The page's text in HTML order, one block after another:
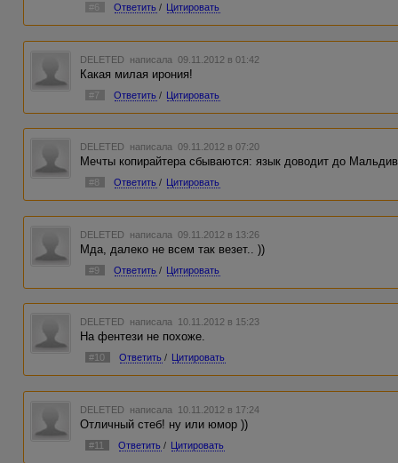
#6 Ответить / Цитировать
DELETED написала 09.11.2012 в 01:42
Какая милая ирония!
#7 Ответить / Цитировать
DELETED написала 09.11.2012 в 07:20
Мечты копирайтера сбываются: язык доводит до
#8 Ответить / Цитировать
DELETED написала 09.11.2012 в 13:26
Мда, далеко не всем так везет.. ))
#9 Ответить / Цитировать
DELETED написала 10.11.2012 в 15:23
На фентези не похоже.
#10 Ответить / Цитировать
DELETED написала 10.11.2012 в 17:24
Отличный стеб! ну или юмор ))
#11 Ответить / Цитировать